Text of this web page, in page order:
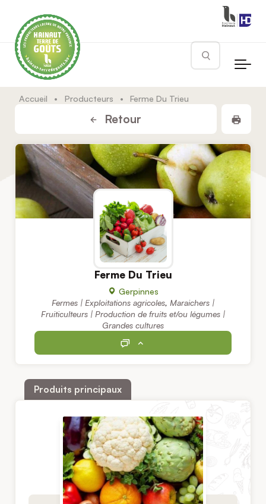
Rechercher
Accueil • Producteurs • Ferme Du Trieu
Retour
Ferme Du Trieu
Gerpinnes
Fermes | Exploitations agricoles, Maraichers |
Fruiticulteurs | Production de fruits et/ou légumes |
Grandes cultures
Produits principaux